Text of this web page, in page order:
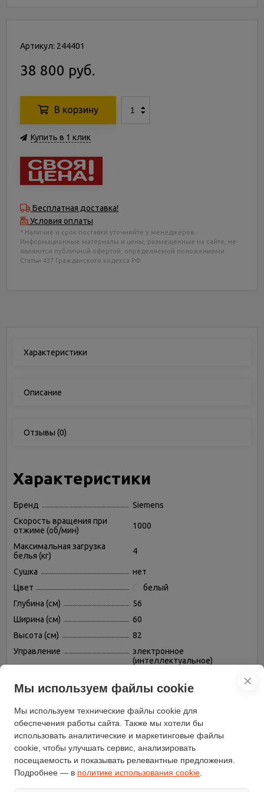
Артикул: 244401
38 800 руб.
В корзину
Купить в 1 клик
Бесплатная доставка!
Условия оплаты
* Наличие и срок поставки уточняйте у менеджеров.
Информационные материалы и цены, размещенные на сайте, не
являются публичной офертой, определяемой положениями
Статьи 437 Гражданского кодекса РФ.
Характеристики
Описание
Отзывы (0)
Характеристики
Бренд
Siemens
Скорость вращения при
отжиме (об/мин)
1000
Максимальная загрузка
белья (кг)
4
Сушка
нет
Цвет
белый
Глубина (см)
56
Ширина (см)
60
Высота (см)
82
Управление
электронное
(интеллектуальное)
Класс эффективности
Класс энергопотребления
Класс эффективности
отжима
C
Количество программ
22
Расход воды за стирку
55
✕
Мы используем файлы cookie
Мы используем технические файлы cookie для
обеспечения работы сайта. Также мы хотели бы
использовать аналитические и маркетинговые файлы
cookie, чтобы улучшать сервис, анализировать
посещаемость и показывать релевантные предложения.
Подробнее — в политике использования cookie